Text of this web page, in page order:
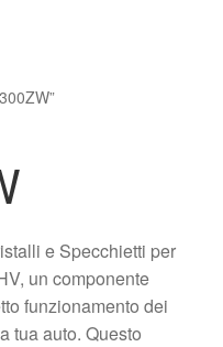
e Specchietti per
un componente
funzionamento dei
tua auto. Questo